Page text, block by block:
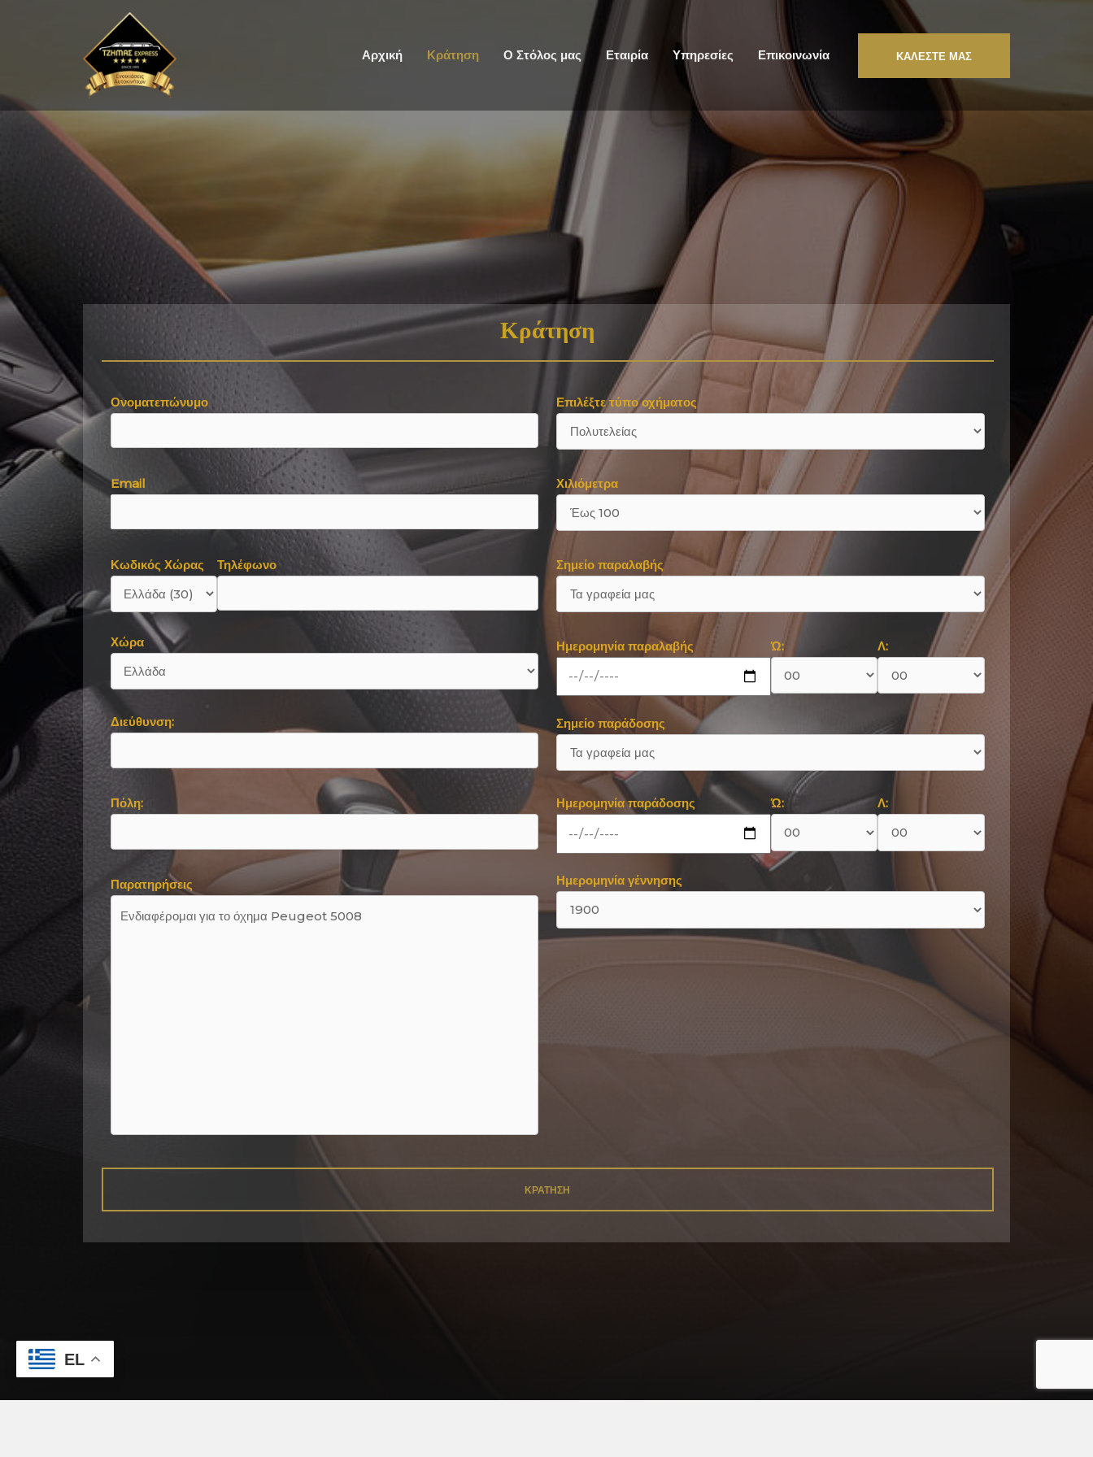
Αρχική Κράτηση Ο Στόλος μας Εταιρία Υπηρεσίες Επικοινωνία ΚΑΛΕΣΤΕ ΜΑΣ
Κράτηση
Ονοματεπώνυμο
Email
Κωδικός Χώρας Τηλέφωνο
Χώρα
Διεύθυνση:
Πόλη:
Παρατηρήσεις
Επιλέξτε τύπο οχήματος
Χιλιόμετρα
Σημείο παραλαβής
Ημερομηνία παραλαβής Ώ: Λ:
Σημείο παράδοσης
Ημερομηνία παράδοσης Ώ: Λ:
Ημερομηνία γέννησης
EL